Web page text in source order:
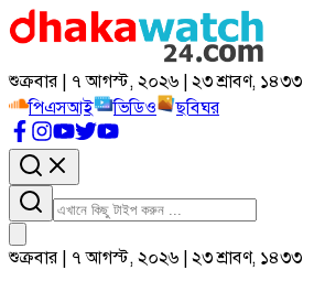
শুক্রবার | ৭ আগস্ট, ২০২৬ | ২৩ শ্রাবণ, ১৪৩৩
পিএসআই
ভিডিও ছবিঘর
শুক্রবার | ৭ আগস্ট, ২০২৬ | ২৩ শ্রাবণ, ১৪৩৩